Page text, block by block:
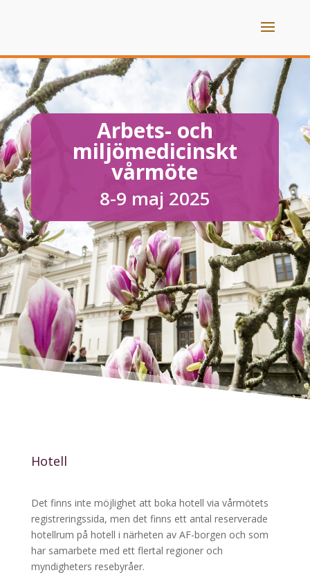
Arbets- och
miljömedicinskt
vårmöte
8-9 maj 2025
Hotell
Det finns inte möjlighet att boka hotell via vårmötets
registreringssida, men det finns ett antal reserverade
hotellrum på hotell i närheten av AF-borgen och som
har samarbete med ett flertal regioner och
myndigheters resebyråer.